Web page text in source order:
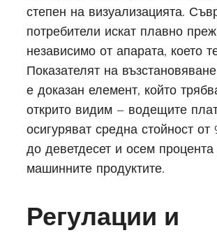
степен на визуализацията.
потребители искат плавно
независимо от апарата, което
Показателят на
е доказан елемент, който
открито видим – водещите
осигуряват средна стойност от
до деветдесет и осем процента
машинните продуктите.
Регулации и